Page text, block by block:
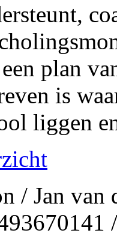
plan
is
liggen
/ Jan van